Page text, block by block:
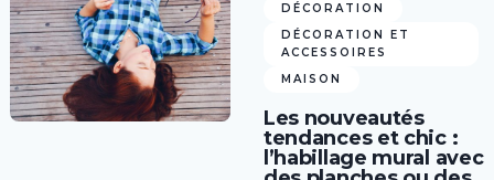
DÉCORATION
DÉCORATION ET
ACCESSOIRES
MAISON
Les nouveautés
tendances et chic :
l’habillage mural avec